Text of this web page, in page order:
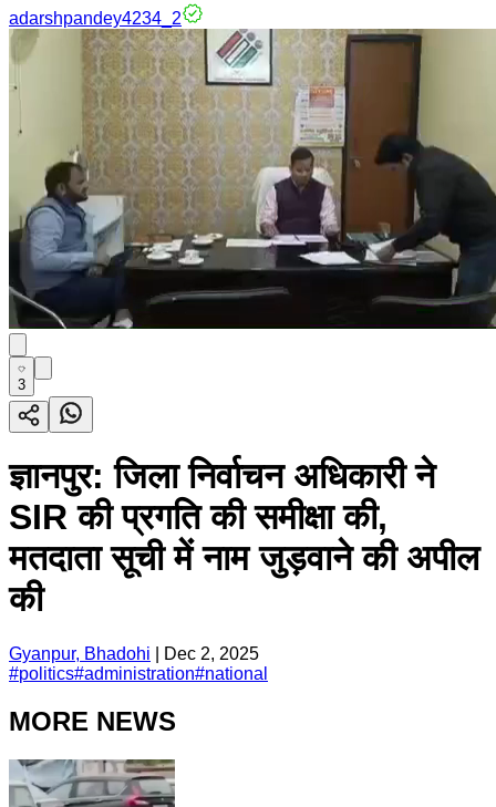
adarshpandey4234_2
3
ज्ञानपुर: जिला निर्वाचन अधिकारी ने
SIR की प्रगति की समीक्षा की,
मतदाता सूची में नाम जुड़वाने की अपील
की
Gyanpur, Bhadohi
Dec 2, 2025
#politics#administration#national
MORE NEWS